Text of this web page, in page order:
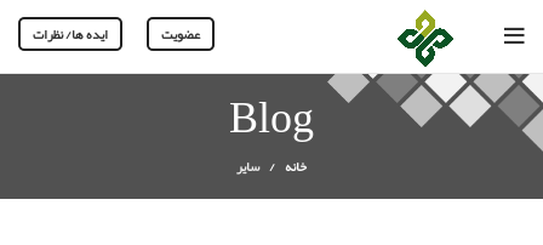
عضویت ایده ها/ نظرات
Blog
خانه سایر